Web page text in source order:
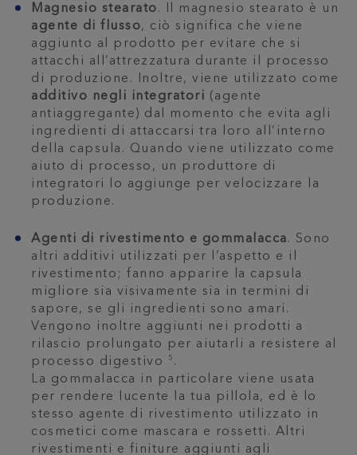
Magnesio stearato. Il magnesio stearato è un
agente di flusso, ciò significa che viene
aggiunto al prodotto per evitare che si
attacchi all’attrezzatura durante il processo
di produzione. Inoltre, viene utilizzato come
additivo negli integratori (agente
antiaggregante) dal momento che evita agli
ingredienti di attaccarsi tra loro all’interno
della capsula. Quando viene utilizzato come
aiuto di processo, un produttore di
integratori lo aggiunge per velocizzare la
produzione.
Agenti di rivestimento e gommalacca. Sono
altri additivi utilizzati per l’aspetto e il
rivestimento; fanno apparire la capsula
migliore sia visivamente sia in termini di
sapore, se gli ingredienti sono amari.
Vengono inoltre aggiunti nei prodotti a
rilascio prolungato per aiutarli a resistere al
processo digestivo
5 .
La gommalacca in particolare viene usata
per rendere lucente la tua pillola, ed è lo
stesso agente di rivestimento utilizzato in
cosmetici come mascara e rossetti. Altri
rivestimenti e finiture aggiunti agli